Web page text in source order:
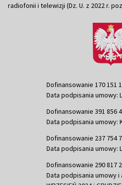
radiofonii i telewizji (Dz. U. z 2022 r.
Dofinansowanie 170 151
Data podpisania umowy:
Dofinansowanie 391 856
Data podpisania umowy:
Dofinansowanie 237 754
Data podpisania umowy:
Dofinansowanie 290 817
Data podpisania umowy i